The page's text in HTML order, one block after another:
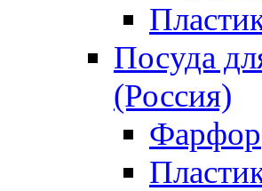
Посуда
(Россия)
Фарфор